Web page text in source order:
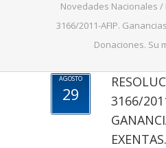
Novedades Nacionales /
3166/2011-AFIP.
Donaciones. Su
AGOSTO
29
3166/